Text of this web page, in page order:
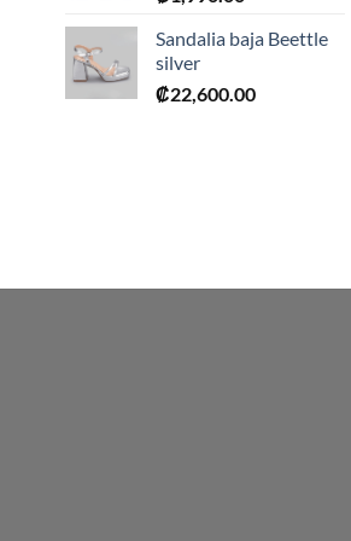
Sandalia baja Beettle
silver
₡22,600.00